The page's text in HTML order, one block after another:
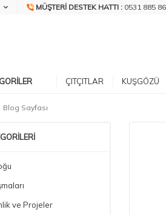
MÜŞTERI DESTEK HATTI : 0531 885
ÇITÇITLAR KUŞGÖZÜ
Blog Sayfası
ve Projeler